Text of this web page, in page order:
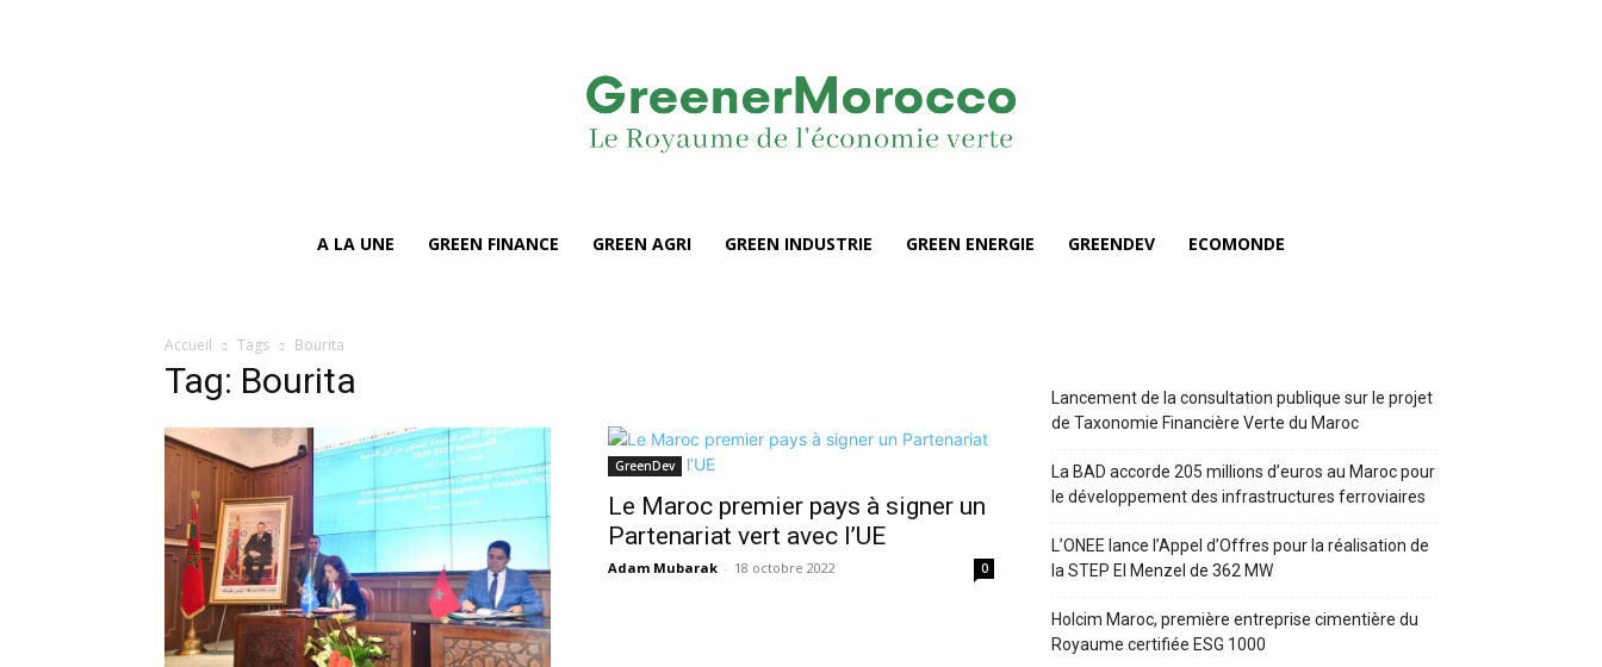
A LA UNE GREEN FINANCE GREEN AGRI GREEN INDUSTRIE GREEN ENERGIE GREENDEV ECOMONDE
Accueil Tags Bourita
Tag: Bourita
GreenDev
Le Maroc premier pays à signer un
Partenariat vert avec l’UE
Adam Mubarak - 18 octobre 2022 0
Lancement de la consultation publique sur le projet
de Taxonomie Financière Verte du Maroc
La BAD accorde 205 millions d’euros au Maroc pour
le développement des infrastructures ferroviaires
L’ONEE lance l’Appel d’Offres pour la réalisation de
la STEP El Menzel de 362 MW
Holcim Maroc, première entreprise cimentière du
Royaume certifiée ESG 1000